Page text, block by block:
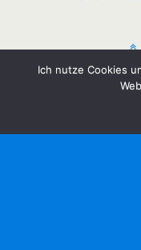
Mobil
Ich nutze Cookies